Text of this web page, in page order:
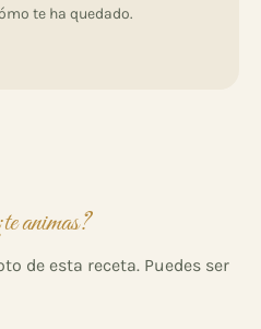
te ha quedado.
animas?
de esta receta. Puedes ser